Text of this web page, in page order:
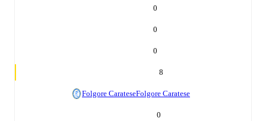
0
0
0
8
Folgore CarateseFolgore Caratese
0